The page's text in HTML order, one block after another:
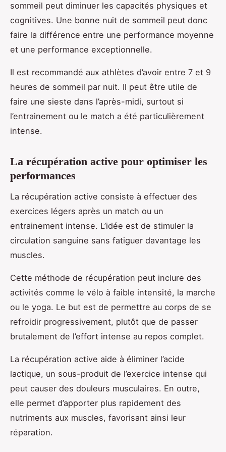
sommeil peut diminuer les capacités physiques et
cognitives. Une bonne nuit de sommeil peut donc
faire la différence entre une performance moyenne
et une performance exceptionnelle.
Il est recommandé aux athlètes d’avoir entre 7 et 9
heures de sommeil par nuit. Il peut être utile de
faire une sieste dans l’après-midi, surtout si
l’entrainement ou le match a été particulièrement
intense.
La récupération active pour optimiser les
performances
La récupération active consiste à effectuer des
exercices légers après un match ou un
entrainement intense. L’idée est de stimuler la
circulation sanguine sans fatiguer davantage les
muscles.
Cette méthode de récupération peut inclure des
activités comme le vélo à faible intensité, la marche
ou le yoga. Le but est de permettre au corps de se
refroidir progressivement, plutôt que de passer
brutalement de l’effort intense au repos complet.
La récupération active aide à éliminer l’acide
lactique, un sous-produit de l’exercice intense qui
peut causer des douleurs musculaires. En outre,
elle permet d’apporter plus rapidement des
nutriments aux muscles, favorisant ainsi leur
réparation.